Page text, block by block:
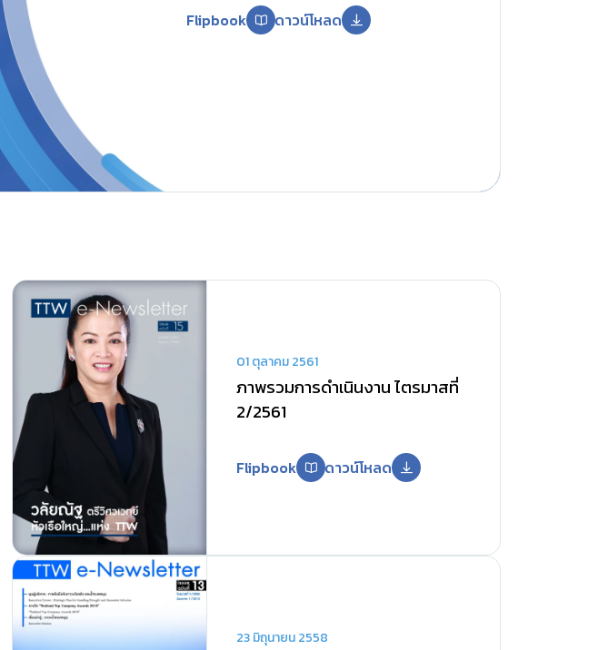
Flipbook ดาวน์โหลด
01 ตุลาคม 2561
ภาพรวมการดำเนินงาน ไตรมาสที่
2/2561
Flipbook ดาวน์โหลด
23 มิถุนายน 2558